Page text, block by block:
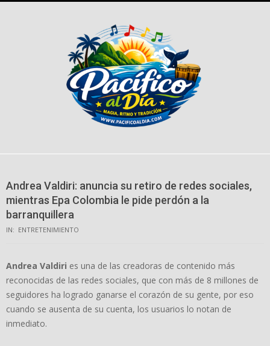
Andrea Valdiri: anuncia su retiro de redes sociales,
mientras Epa Colombia le pide perdón a la
barranquillera
IN: ENTRETENIMIENTO
Andrea Valdiri es una de las creadoras de contenido más
reconocidas de las redes sociales, que con más de 8 millones de
seguidores ha logrado ganarse el corazón de su gente, por eso
cuando se ausenta de su cuenta, los usuarios lo notan de
inmediato.